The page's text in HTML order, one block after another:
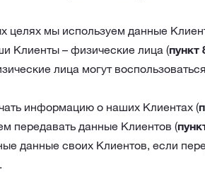
целях мы используем данные
Клиенты – физические лица (пункт
лица могут
информацию о наших Клиентах (
передавать данные Клиентов (
данные своих Клиентов, если